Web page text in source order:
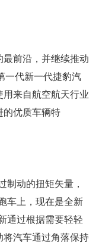
前沿，并继续推动
一代新一代捷豹汽
来自航空航天行业
的优质车辆特
制动的扭矩矢量，
车上，现在是全新
通过根据需要轻轻
将汽车通过角落保持